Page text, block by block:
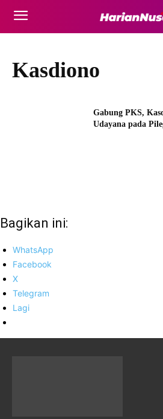
Kasdiono
Gabung PKS,
Udayana pada
Bagikan ini:
WhatsApp
Facebook
X
Telegram
Lagi